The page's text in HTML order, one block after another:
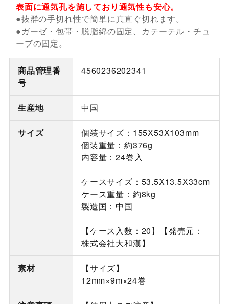
表面に通気孔を施しており通気性も安心。
●抜群の手切れ性で簡単に真直ぐ切れます。
●ガーゼ・包帯・脱脂綿の固定、カテーテル・チュ
ーブの固定。
商品管理番
号
4560236202341
生産地 中国
サイズ
個装サイズ：155X53X103mm
個装重量：約376g
内容量：24巻入
ケースサイズ：53.5X13.5X33cm
ケース重量：約8kg
製造国：中国
【ケース入数：20】【発売元：
株式会社大和漢】
素材
【サイズ】
12mm×9m×24巻